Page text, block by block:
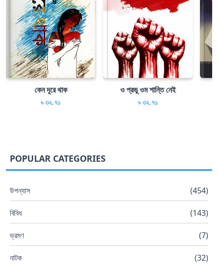
কেন দূরে থাক
৳ ৩২.৭১
ও প্রভু ওম শান্তি নেই
৳ ৩২.৭১
POPULAR CATEGORIES
উপন্যাস (454)
বিবিধ (143)
ভ্রমণ (7)
নাটক (32)